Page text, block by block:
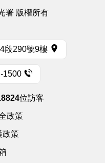
署 版權所有
段290號9樓
1500
位訪客
政策
政策